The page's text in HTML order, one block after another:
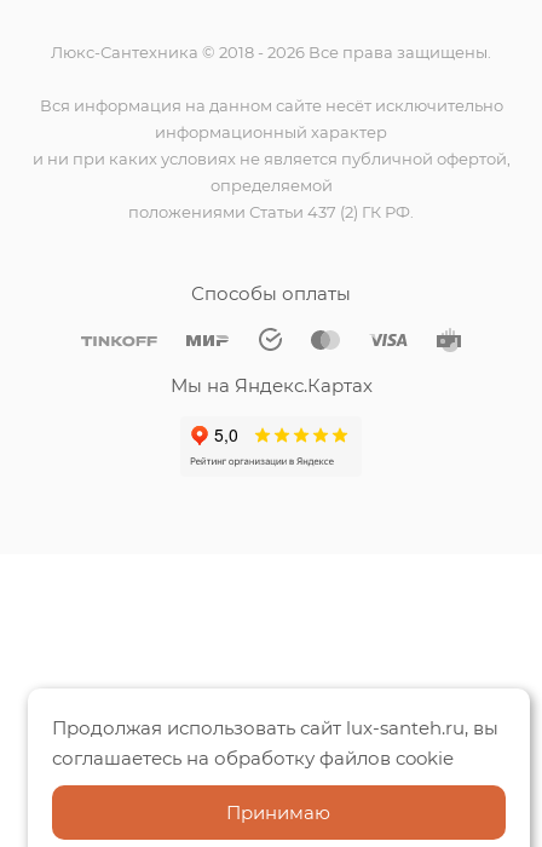
Люкс-Сантехника © 2018 - 2026 Все права защищены.
Вся информация на данном сайте несёт исключительно
информационный характер
и ни при каких условиях не является публичной офертой,
определяемой
положениями Статьи 437 (2) ГК РФ.
Способы оплаты
Мы на Яндекс.Картах
Продолжая использовать сайт lux-santeh.ru, вы
соглашаетесь на обработку файлов cookie
Принимаю